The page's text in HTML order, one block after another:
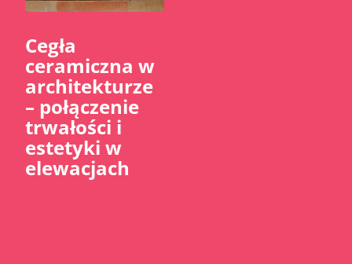
Cegła
ceramiczna w
architekturze
– połączenie
trwałości i
estetyki w
elewacjach